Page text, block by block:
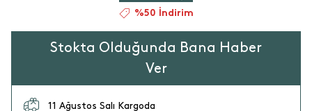
%50 İndirim
Stokta Olduğunda Bana Haber
Ver
11 Ağustos Salı Kargoda